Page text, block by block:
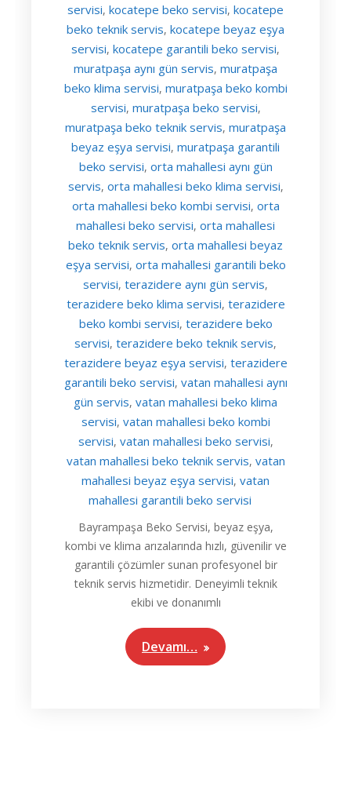
servisi, kocatepe beko servisi, kocatepe
beko teknik servis, kocatepe beyaz eşya
servisi, kocatepe garantili beko servisi,
muratpaşa aynı gün servis, muratpaşa
beko klima servisi, muratpaşa beko kombi
servisi, muratpaşa beko servisi,
muratpaşa beko teknik servis, muratpaşa
beyaz eşya servisi, muratpaşa garantili
beko servisi, orta mahallesi aynı gün
servis, orta mahallesi beko klima servisi,
orta mahallesi beko kombi servisi, orta
mahallesi beko servisi, orta mahallesi
beko teknik servis, orta mahallesi beyaz
eşya servisi, orta mahallesi garantili beko
servisi, terazidere aynı gün servis,
terazidere beko klima servisi, terazidere
beko kombi servisi, terazidere beko
servisi, terazidere beko teknik servis,
terazidere beyaz eşya servisi, terazidere
garantili beko servisi, vatan mahallesi aynı
gün servis, vatan mahallesi beko klima
servisi, vatan mahallesi beko kombi
servisi, vatan mahallesi beko servisi,
vatan mahallesi beko teknik servis, vatan
mahallesi beyaz eşya servisi, vatan
mahallesi garantili beko servisi
Bayrampaşa Beko Servisi, beyaz eşya,
kombi ve klima arızalarında hızlı, güvenilir ve
garantili çözümler sunan profesyonel bir
teknik servis hizmetidir. Deneyimli teknik
ekibi ve donanımlı
Devamı…